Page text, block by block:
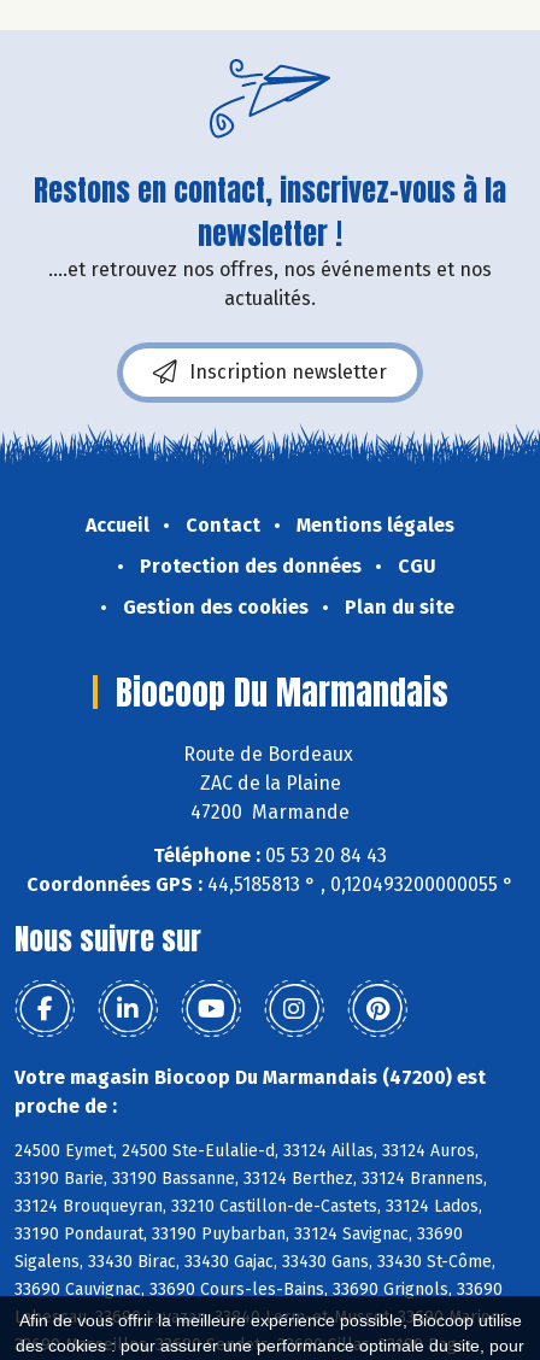
Afin de vous offrir la meilleure expérience possible, Biocoop utilise
des cookies : pour assurer une performance optimale du site, pour
Restons en contact, inscrivez-vous à la
newsletter !
....et retrouvez nos offres, nos événements et nos
actualités.
Inscription newsletter
Accueil Contact
Mentions légales
Protection des données
CGU
Gestion des cookies
Plan du site
Biocoop Du Marmandais
Route de Bordeaux
ZAC de la Plaine
47200 Marmande
Téléphone : 05 53 20 84 43
Coordonnées GPS : 44,5185813 ° , 0,120493200000055 °
Nous suivre sur
Votre magasin Biocoop Du Marmandais (47200) est
proche de :
24500 Eymet, 24500 Ste-Eulalie-d, 33124 Aillas, 33124 Auros,
33190 Barie, 33190 Bassanne, 33124 Berthez, 33124 Brannens,
33124 Brouqueyran, 33210 Castillon-de-Castets, 33124 Lados,
33190 Pondaurat, 33190 Puybarban, 33124 Savignac, 33690
Sigalens, 33430 Birac, 33430 Gajac, 33430 Gans, 33430 St-Côme,
33690 Cauvignac, 33690 Cours-les-Bains, 33690 Grignols, 33690
Labescau, 33690 Lavazan, 33840 Lerm-et-Musset, 33690 Marions,
33690 Masseilles, 33690 Sendets, 33690 Sillas, 33190 Bagas